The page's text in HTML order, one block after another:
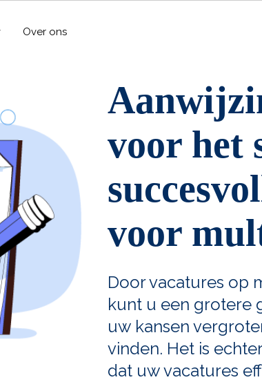
Over ons
voor het
voor
Door vacatures op
kunt u een grotere
uw kansen
vinden. Het is
dat uw vacatures